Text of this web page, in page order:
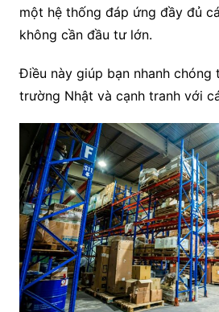
một hệ thống đáp ứng đầy đủ
không cần đầu tư lớn.
Điều này giúp bạn nhanh chóng
trường Nhật và cạnh tranh với